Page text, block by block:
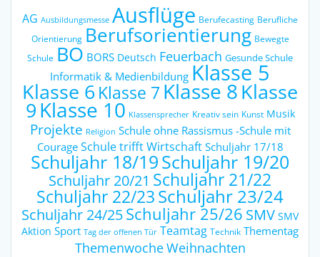
AG Ausbildungsmesse Ausflüge Berufecasting Berufliche
Orientierung Berufsorientierung Bewegte
Schule BO BORS Deutsch Feuerbach Gesunde Schule
Informatik & Medienbildung Klasse 5
Klasse 6Klasse 7 Klasse 8Klasse
9Klasse 10 Klassensprecher Kreativ sein Kunst Musik
Projekte Religion Schule ohne Rassismus -Schule mit
Courage Schule trifft Wirtschaft Schuljahr 17/18
Schuljahr 18/19Schuljahr 19/20
Schuljahr 20/21 Schuljahr 21/22
Schuljahr 22/23Schuljahr 23/24
Schuljahr 24/25Schuljahr 25/26 SMV SMV
Aktion Sport Tag der offenen Tür Teamtag Technik Thementag
ThemenwocheWeihnachten